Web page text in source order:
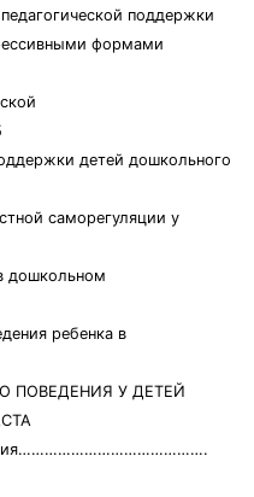
поддержки
формами
детей дошкольного
саморегуляции у
дошкольном
ребенка в
ПОВЕДЕНИЯ У ДЕТЕЙ